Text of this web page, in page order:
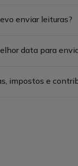
enviar leituras?
data para
impostos e